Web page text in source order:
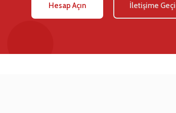
Hesap Açın İletişime